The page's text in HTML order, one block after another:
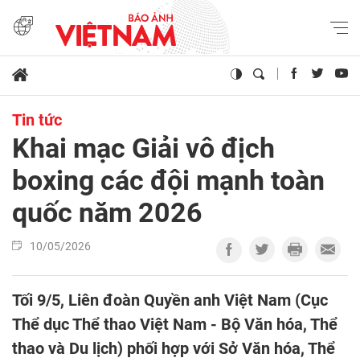
Tin tức
Khai mạc Giải vô địch
boxing các đội mạnh toàn
quốc năm 2026
10/05/2026
Tối 9/5, Liên đoàn Quyền anh Việt Nam (Cục
Thể dục Thể thao Việt Nam - Bộ Văn hóa, Thể
thao và Du lịch) phối hợp với Sở Văn hóa, Thể